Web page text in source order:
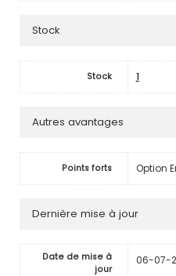
Stock
Stock 1
Autres avantages
Points forts Option
Dernière mise à jour
Date de mise à
jour
06-07-